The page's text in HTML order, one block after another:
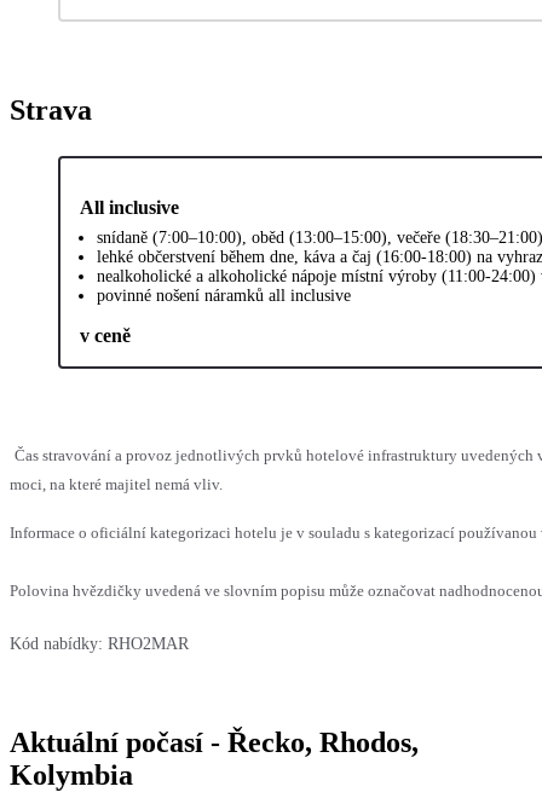
Strava
All inclusive
snídaně (7:00–10:00), oběd (13:00–15:00), večeře
lehké občerstvení během dne, káva a čaj (16:00-18:00) na
nealkoholické a alkoholické nápoje místní výroby (11:00-24:00)
povinné nošení náramků all inclusive
v ceně
Čas stravování a provoz jednotlivých prvků hotelové infrastruktury uvedených
moci, na které majitel nemá vliv.
Informace o oficiální kategorizaci hotelu je v souladu s kategorizací
Polovina hvězdičky uvedená ve slovním popisu může označovat
Kód nabídky: RHO2MAR
Aktuální počasí - Řecko, Rhodos,
Kolymbia